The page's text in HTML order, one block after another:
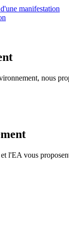
manifestation
nous
l'EA vous